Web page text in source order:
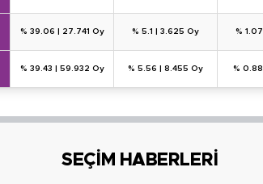
% 39.06 27.741 Oy % 5.1 3.625 Oy % 1.07
% 39.43 59.932 Oy % 5.56 8.455 Oy % 0.88
SEÇİM HABERLERİ